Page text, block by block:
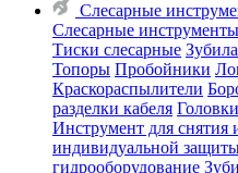
Слесарные
Слесарные инструменты
Тиски слесарные
Топоры Пробойники
Краскораспылители
разделки кабеля
Инструмент для снятия
индивидуальной
гидрооборудование